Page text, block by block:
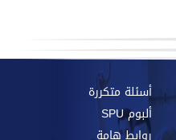
أسئلة متكررة
ألبوم SPU
روابط هامة